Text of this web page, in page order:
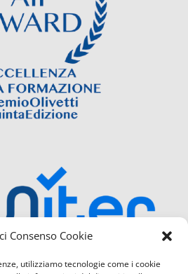
Consenso Cookie
utilizziamo tecnologie come i cookie